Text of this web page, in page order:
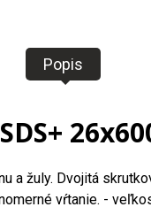
Popis
a žuly. Dvojitá
vŕtanie. -